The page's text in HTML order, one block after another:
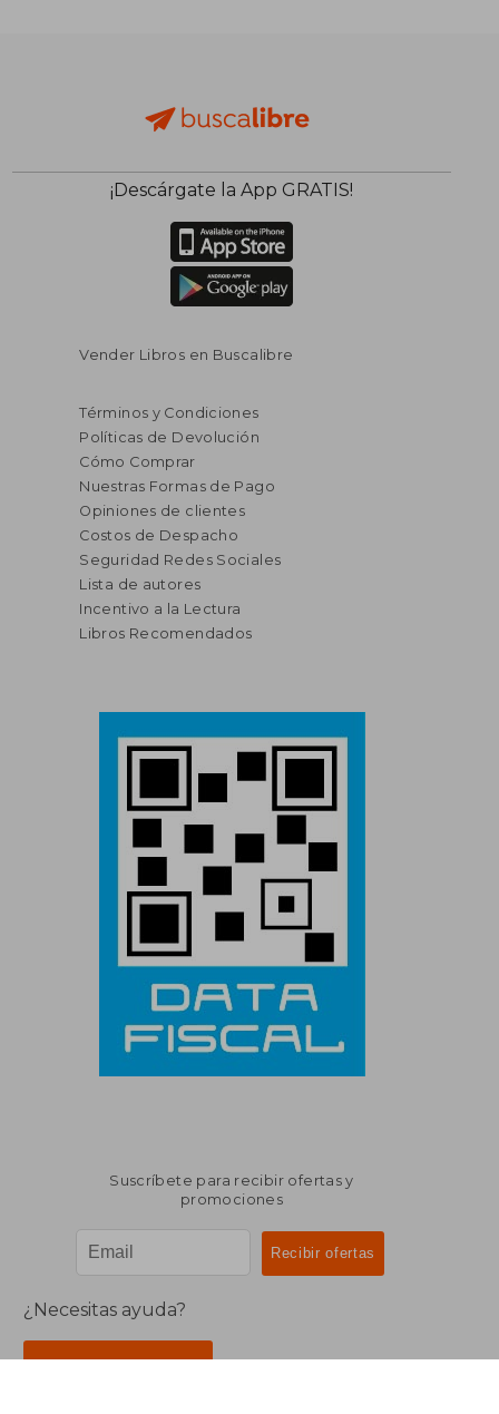
¡Descárgate la App GRATIS!
Vender Libros en Buscalibre
Términos y Condiciones
Políticas de Devolución
Cómo Comprar
Nuestras Formas de Pago
Opiniones de clientes
Costos de Despacho
Seguridad Redes Sociales
Lista de autores
Incentivo a la Lectura
Libros Recomendados
Suscríbete para recibir ofertas y
promociones
¿Necesitas ayuda?